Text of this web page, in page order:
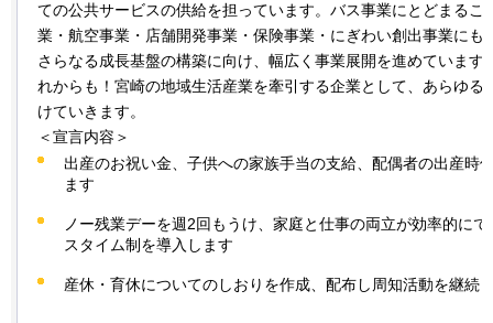
ての公共サービスの供給を担っています。バス事業にとどまるこ
業・航空事業・店舗開発事業・保険事業・にぎわい創出事業にも
さらなる成長基盤の構築に向け、幅広く事業展開を進めています
れからも！宮崎の地域生活産業を牽引する企業として、あらゆる
けていきます。
＜宣言内容＞
出産のお祝い金、子供への家族手当の支給、配偶者の出産時
ます
ノー残業デーを週2回もうけ、家庭と仕事の両立が効率的に
スタイム制を導入します
産休・育休についてのしおりを作成、配布し周知活動を継続